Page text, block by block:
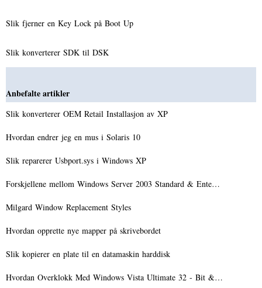
Slik fjerner en Key Lock på Boot Up
Slik konverterer SDK til DSK
Anbefalte artikler
Slik konverterer OEM Retail Installasjon av XP
Hvordan endrer jeg en mus i Solaris 10
Slik reparerer Usbport.sys i Windows XP
Forskjellene mellom Windows Server 2003 Standard & Ente…
Milgard Window Replacement Styles
Hvordan opprette nye mapper på skrivebordet
Slik kopierer en plate til en datamaskin harddisk
Hvordan Overklokk Med Windows Vista Ultimate 32 - Bit &…